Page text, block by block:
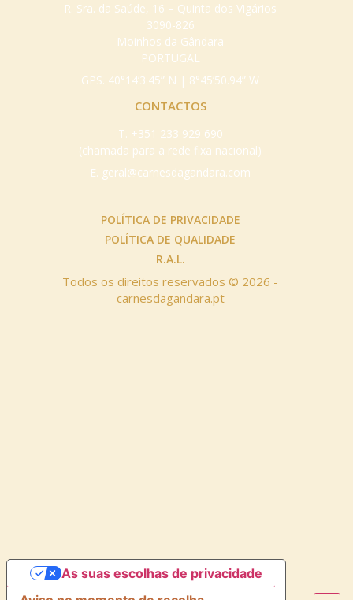
R. Sra. da Saúde, 16 – Quinta dos Vigários
3090-826
Moinhos da Gândara
PORTUGAL
GPS. 40°14’3.45” N | 8°45’50.94” W
CONTACTOS
T. +351 233 929 690
(chamada para a rede fixa nacional)
E. geral@carnesdagandara.com
POLÍTICA DE PRIVACIDADE
POLÍTICA DE QUALIDADE
R.A.L.
Todos os direitos reservados © 2026 -
carnesdagandara.pt
As suas escolhas de privacidade